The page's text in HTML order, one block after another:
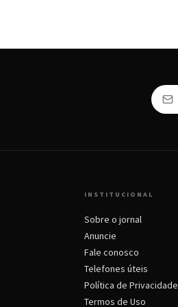
INSTITUCIONAL
Sobre o jornal
Anuncie
Fale conosco
Telefones úteis
Política de Privacidade
Termos de Uso